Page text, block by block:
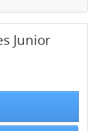
Junior